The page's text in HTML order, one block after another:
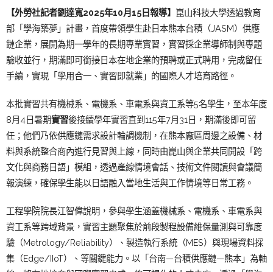
【外勞社記者劉達寬2025年10月15日報導】 崑山科技大學透過教育
部「學海築夢」計畫，首度帶領學生赴日本熊本台積（JASM）供應
鏈企業，展開為期一學年的長期專業實習，實習採企業導師制與專題
驗收並行，期滿即可銜接日本在地企業的預聘或正式聘用，完成留任
手續，實現「學用合一、實習即就業」的國際人才培育路徑。
本批實習共有機械系、電機系、車電系與資工系等5名學生，至本年度
8月4日暑期實習後接續學年實習直到115年7月31日，期滿後即可留
任；他們乃依供應鏈需求設計輪調機制，在熊本廠區周邊之設備、材
料與系統整合商內進行見習與上線，同時由崑山與企業共同開設「跨
文化與商務日語」模組，透過產線情境會話、技術文件閱讀與會議簡
報演練，確保學生能以日語融入當地生活與工作情境等日常工務。
工程學院院長江智偉說明，參與學生涵蓋機械系、電機系、車電系與
資工系等跨域背景，實習主題聚焦於前段製程設備維保量測與可靠度
驗（Metrology/Reliability）、製造執行系統（MES）與現場資料採
集（Edge/IIoT）、等關鍵能力。以「台南—台積供應鏈—熊本」為軸